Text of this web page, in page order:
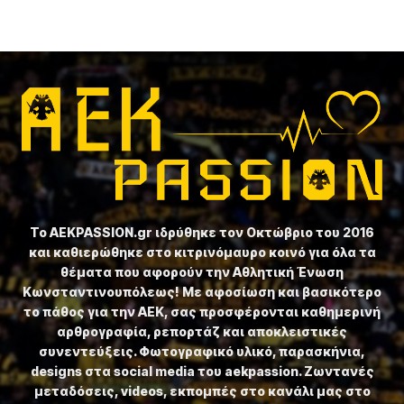
Το ⁦AEKPASSION.gr⁩ ιδρύθηκε τον Οκτώβριο του 2016
και καθιερώθηκε στο κιτρινόμαυρο κοινό για όλα τα
θέματα που αφορούν την Αθλητική Ένωση
Κωνσταντινουπόλεως! Με αφοσίωση και βασικότερο
το πάθος για την ΑΕΚ, σας προσφέρονται καθημερινή
αρθρογραφία, ρεπορτάζ και αποκλειστικές
συνεντεύξεις. Φωτογραφικό υλικό, παρασκήνια,
designs στα social media του aekpassion. Ζωντανές
μεταδόσεις, videos, εκπομπές στο κανάλι μας στο